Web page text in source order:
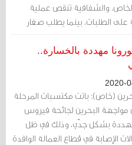
والشفافية تنقص عملية
على الطلبات، بينما يطلب صغار
لمشروعاتهم التي تعد المتضرر
«الفيروس».
مهددة بالخسارة..
(خاص): باتت مكتسبات المرحلة
مواجهة البحرين لجائحة فيروس
مهددة بشكل جدّي، وذلك في ظل
الإصابة في قطاع العمالة الوافدة